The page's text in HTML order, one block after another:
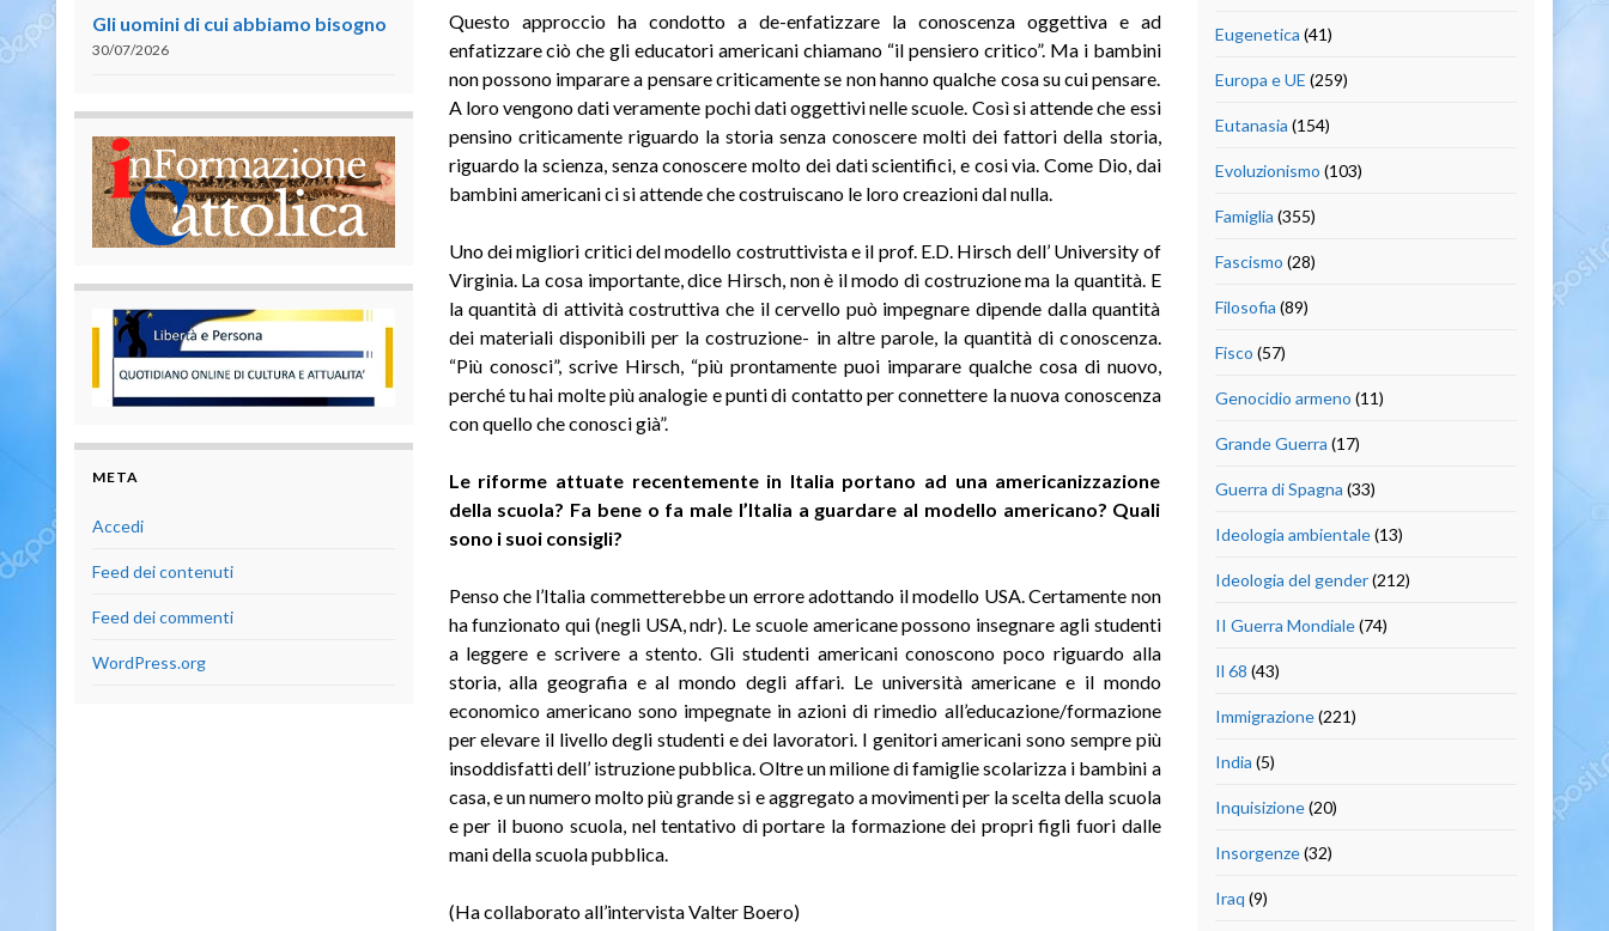
Questo approccio ha condotto a de-enfatizzare la conoscenza oggettiva e ad
enfatizzare ciò che gli educatori americani chiamano “il pensiero critico”. Ma i bambini
non possono imparare a pensare criticamente se non hanno qualche cosa su cui pensare.
A loro vengono dati veramente pochi dati oggettivi nelle scuole. Così si attende che essi
pensino criticamente riguardo la storia senza conoscere molti dei fattori della storia,
riguardo la scienza, senza conoscere molto dei dati scientifici, e cosi via. Come Dio, dai
bambini americani ci si attende che costruiscano le loro creazioni dal nulla.
Uno dei migliori critici del modello costruttivista e il prof. E.D. Hirsch dell’ University of
Virginia. La cosa importante, dice Hirsch, non è il modo di costruzione ma la quantità. E
la quantità di attività costruttiva che il cervello può impegnare dipende dalla quantità
dei materiali disponibili per la costruzione- in altre parole, la quantità di conoscenza.
“Più conosci”, scrive Hirsch, “più prontamente puoi imparare qualche cosa di nuovo,
perché tu hai molte più analogie e punti di contatto per connettere la nuova conoscenza
con quello che conosci già”.
Le riforme attuate recentemente in Italia portano ad una americanizzazione
della scuola? Fa bene o fa male l’Italia a guardare al modello americano? Quali
sono i suoi consigli?
Penso che l’Italia commetterebbe un errore adottando il modello USA. Certamente non
ha funzionato qui (negli USA, ndr). Le scuole americane possono insegnare agli studenti
a leggere e scrivere a stento. Gli studenti americani conoscono poco riguardo alla
storia, alla geografia e al mondo degli affari. Le università americane e il mondo
economico americano sono impegnate in azioni di rimedio all’educazione/formazione
per elevare il livello degli studenti e dei lavoratori. I genitori americani sono sempre più
insoddisfatti dell’ istruzione pubblica. Oltre un milione di famiglie scolarizza i bambini a
casa, e un numero molto più grande si e aggregato a movimenti per la scelta della scuola
e per il buono scuola, nel tentativo di portare la formazione dei propri figli fuori dalle
mani della scuola pubblica.
(Ha collaborato all’intervista Valter Boero)
Gli uomini di cui abbiamo bisogno
30/07/2026
META
Accedi
Feed dei contenuti
Feed dei commenti
WordPress.org
Eugenetica (41)
Europa e UE (259)
Eutanasia (154)
Evoluzionismo (103)
Famiglia (355)
Fascismo (28)
Filosofia (89)
Fisco (57)
Genocidio armeno (11)
Grande Guerra (17)
Guerra di Spagna (33)
Ideologia ambientale(13)
Ideologia del gender(212)
II Guerra Mondiale(74)
Il 68 (43)
Immigrazione(221)
India (5)
Inquisizione(20)
Insorgenze(32)
Iraq (9)